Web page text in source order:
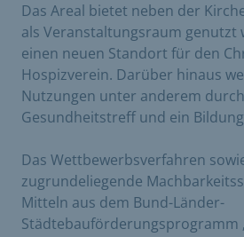
Das Areal bietet neben der
als Veranstaltungsraum genutzt
einen neuen Standort für den
Hospizverein. Darüber hinaus
Nutzungen unter anderem
Gesundheitstreff und ein
Das Wettbewerbsverfahren
zugrundeliegende
Mitteln aus dem Bund-Länder-
Städtebauförderungsprogramm